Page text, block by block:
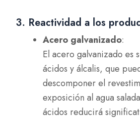
3. Reactividad a los
Acero galvanizado:
El acero galvanizado es
ácidos y álcalis, que
descomponer el
exposición al agua
ácidos reducirá